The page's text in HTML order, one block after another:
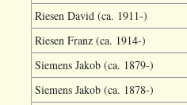
Riesen David (ca. 1911-)
Riesen Franz (ca. 1914-)
Siemens Jakob (ca. 1879-)
Siemens Jakob (ca. 1878-)